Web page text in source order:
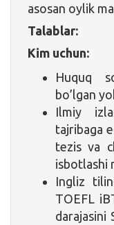
asosan oylik
Talablar:
Kim uchun:
Huquq
bo’lgan
Ilmiy
tajribaga
tezis va
isbotlashi
Ingliz
TOEFL
darajasini